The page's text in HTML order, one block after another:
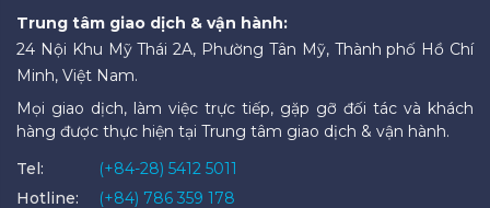
Trung tâm giao dịch & vận hành:
24 Nội Khu Mỹ Thái 2A, Phường Tân Mỹ, Thành phố Hồ Chí
Minh, Việt Nam.
Mọi giao dịch, làm việc trực tiếp, gặp gỡ đối tác và khách
hàng được thực hiện tại Trung tâm giao dịch & vận hành.
Tel:
(+84-28) 5412 5011
Hotline:
(+84) 786 359 178